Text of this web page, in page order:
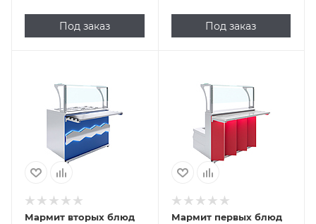
Под заказ Под заказ
мармит для 2-х
блюд; Elektra; 220
Мармит вторых блюд
мармит для 1-х
блюд; Origami; с
направляющими
в комплекте; 380
Мармит первых блюд